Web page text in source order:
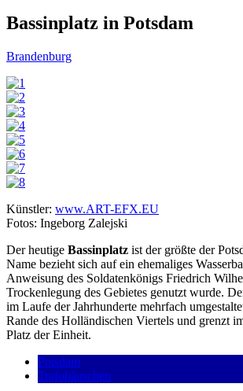
Bassinplatz in Potsdam
Brandenburg
Künstler: www.ART-EFX.EU
Fotos: Ingeborg Zalejski
Der heutige Bassinplatz ist der größte der
Name bezieht sich auf ein ehemaliges
Anweisung des Soldatenkönigs Friedrich
Trockenlegung des Gebietes genutzt wurde.
im Laufe der Jahrhunderte mehrfach
Rande des Holländischen Viertels und grenzt
Platz der Einheit.
Potsdam
Trafohäuschen